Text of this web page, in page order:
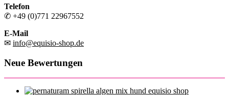
Telefon
✆ +49 (0)771 22967552
E-Mail
✉ info@equisio-shop.de
Neue Bewertungen